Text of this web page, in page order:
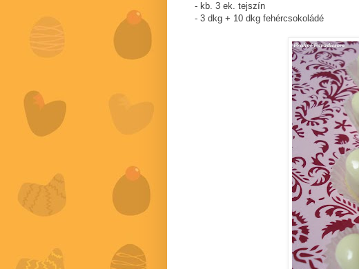
- kb. 3 ek. tejszín
- 3 dkg + 10 dkg fehércsokoládé